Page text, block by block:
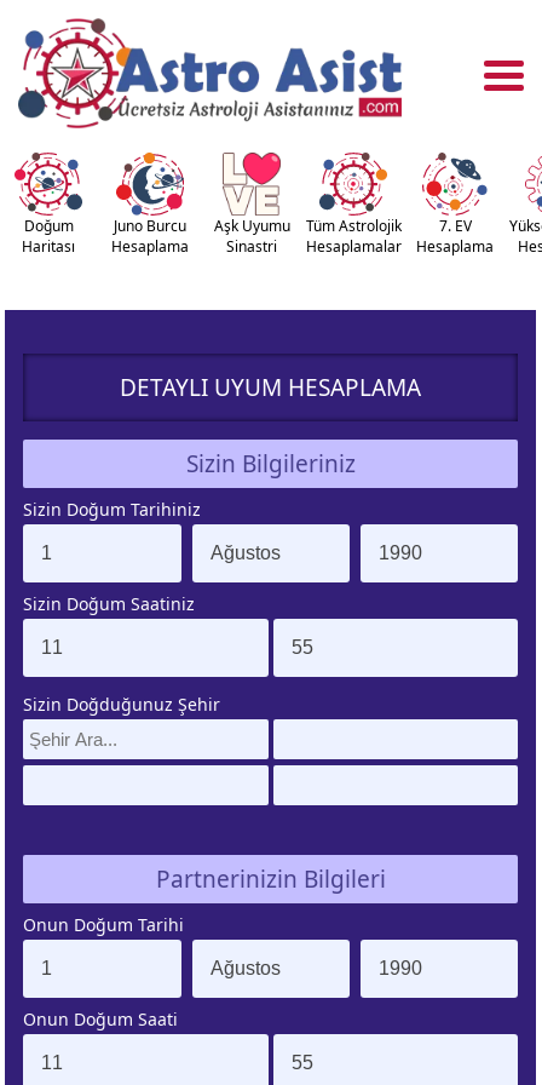
KUZEY AY
AY
BURCU
LILITH
BURCU
BURCU
ŞANS
NOKTASI
GÜNEŞ
Doğum
Haritası
Juno Burcu
Hesaplama
Aşk Uyumu
Sinastri
Tüm Astrolojik
Hesaplamalar
7. EV
Hesaplama
DETAYLI UYUM HESAPLAMA
Sizin Bilgileriniz
Sizin Doğum Tarihiniz
Sizin Doğum Saatiniz
Sizin Doğduğunuz Şehir
Partnerinizin Bilgileri
Onun Doğum Tarihi
Onun Doğum Saati